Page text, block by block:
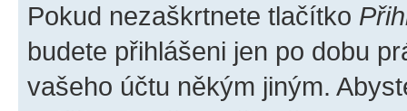
Pokud nezaškrtnete tlačítko
budete přihlášeni jen po dobu
vašeho účtu někým jiným.